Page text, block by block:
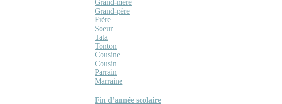
Grand-mère
Grand-père
Frère
Soeur
Tata
Tonton
Cousine
Cousin
Parrain
Marraine
Fin d’année scolaire